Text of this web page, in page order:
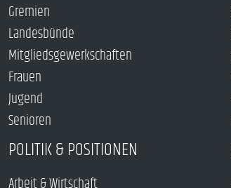
Gremien
Landesbünde
Mitgliedsgewerkschaften
Frauen
Jugend
Senioren
POLITIK & POSITIONEN